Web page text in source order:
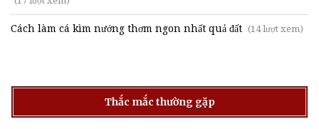
Cách làm cá kìm nướng thơm ngon nhất quả đất (14 lượt xem)
Thắc mắc thường gặp